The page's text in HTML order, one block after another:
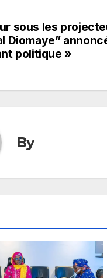
sous les
Diomaye”
politique »
By